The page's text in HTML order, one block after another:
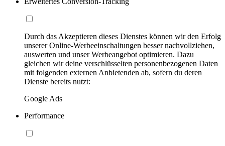
Durch das Akzeptieren dieses Dienstes können wir den Erfolg
unserer Online-Werbeeinschaltungen besser nachvollziehen,
auswerten und unser Werbeangebot optimieren. Dazu
gleichen wir deine verschlüsselten personenbezogenen Daten
mit folgenden externen Anbietenden ab, sofern du deren
Dienste bereits nutzt:
Google Ads
Performance